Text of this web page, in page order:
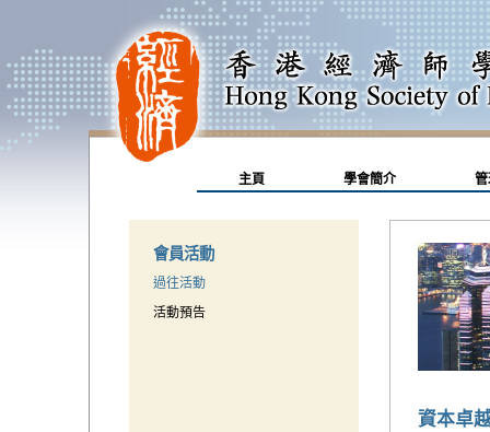
主頁 學會簡介
會員活動
過往活動
活動預告
資本卓